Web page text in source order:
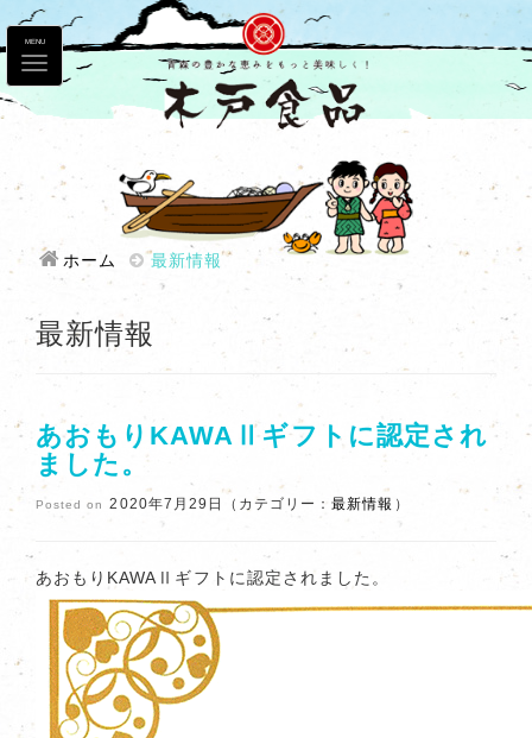
MENU
ホーム 最新情報
最新情報
あおもりKAWAⅡギフトに認定され
ました。
Posted on 2020年7月29日（カテゴリー：最新情報 ）
あおもりKAWAⅡギフトに認定されました。